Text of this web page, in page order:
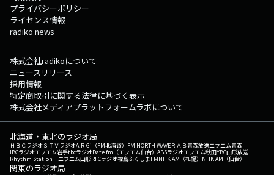
プライバシーポリシー
ライセンス情報
radiko news
株式会社radikoについて
ニュースリリース
採用情報
特定商取引に関する法律に基づく表示
株式会社メディアプラットフォームラボについて
北海道・東北のラジオ局
ＨＢＣラジオＳＴＶラジオAIR-G'（FM北海道） FM NORTH WAVEＲＡＢ青森放送エフエム青森
IBCラジオエフエム岩手tbcラジオDate fm（エフエム仙台） ABSラジオエフエム秋田YBC山形放送
Rhythm Station エフエム山形RFCラジオ福島ふくしまFMNHK AM（札幌） NHK AM（仙台）
関東のラジオ局